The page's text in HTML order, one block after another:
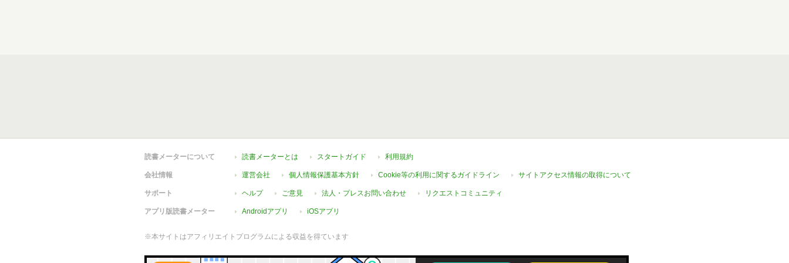
読書メーターについて 読書メーターとは スタートガイド 利用規約
会社情報 運営会社 個人情報保護基本方針 Cookie等の利用に関するガイドライン サイトアクセス情報の取得について
サポート ヘルプ ご意見 法人・プレスお問い合わせ リクエストコミュニティ
アプリ版読書メーター Androidアプリ iOSアプリ
※本サイトはアフィリエイトプログラムによる収益を得ています